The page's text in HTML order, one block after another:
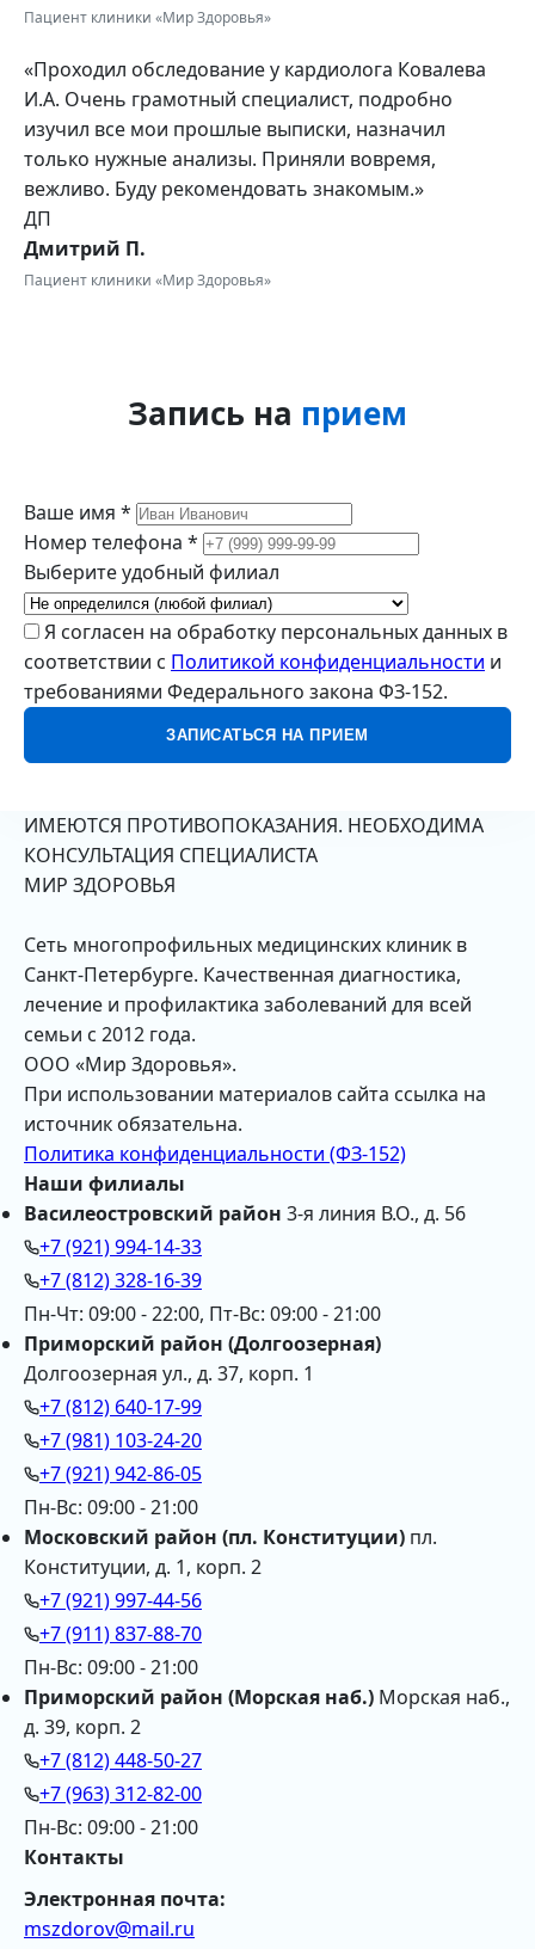
Пациент клиники «Мир Здоровья»
«Проходил обследование у кардиолога Ковалева
И.А. Очень грамотный специалист, подробно
изучил все мои прошлые выписки, назначил
только нужные анализы. Приняли вовремя,
вежливо. Буду рекомендовать знакомым.»
ДП
Дмитрий П.
Пациент клиники «Мир Здоровья»
Запись на прием
Ваше имя *
Номер телефона *
Выберите удобный филиал
Я согласен на обработку персональных данных в
соответствии с Политикой конфиденциальности и
требованиями Федерального закона ФЗ-152.
ЗАПИСАТЬСЯ НА ПРИЕМ
ИМЕЮТСЯ ПРОТИВОПОКАЗАНИЯ. НЕОБХОДИМА
КОНСУЛЬТАЦИЯ СПЕЦИАЛИСТА
МИР ЗДОРОВЬЯ
Сеть многопрофильных медицинских клиник в
Санкт-Петербурге. Качественная диагностика,
лечение и профилактика заболеваний для всей
семьи с 2012 года.
ООО «Мир Здоровья».
При использовании материалов сайта ссылка на
источник обязательна.
Политика конфиденциальности (ФЗ-152)
Наши филиалы
Василеостровский район 3-я линия В.О., д. 56
+7 (921) 994-14-33
+7 (812) 328-16-39
Пн-Чт: 09:00 - 22:00, Пт-Вс: 09:00 - 21:00
Приморский район (Долгоозерная)
Долгоозерная ул., д. 37, корп. 1
+7 (812) 640-17-99
+7 (981) 103-24-20
+7 (921) 942-86-05
Пн-Вс: 09:00 - 21:00
Московский район (пл. Конституции) пл.
Конституции, д. 1, корп. 2
+7 (921) 997-44-56
+7 (911) 837-88-70
Пн-Вс: 09:00 - 21:00
Приморский район (Морская наб.) Морская наб.,
д. 39, корп. 2
+7 (812) 448-50-27
+7 (963) 312-82-00
Пн-Вс: 09:00 - 21:00
Контакты
Электронная почта:
mszdorov@mail.ru